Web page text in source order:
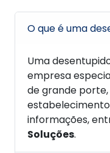
O que é uma
Uma
empresa
de grande
informações,
Soluções.